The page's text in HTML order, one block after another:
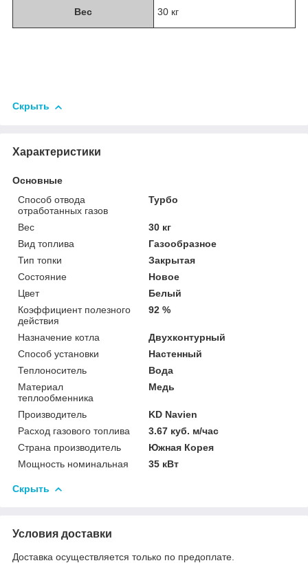
Вес 30 кг
Скрыть
Характеристики
Основные
Способ отвода
отработанных газов
Турбо
Вес
30 кг
Вид топлива
Газообразное
Тип топки
Закрытая
Состояние
Новое
Цвет
Белый
Коэффициент полезного
действия
92 %
Назначение котла
Двухконтурный
Способ установки
Настенный
Теплоноситель
Вода
Материал
теплообменника
Медь
Производитель
KD Navien
Расход газового топлива
3.67 куб. м/час
Страна производитель
Южная Корея
Мощность номинальная
35 кВт
Скрыть
Условия доставки
Доставка осуществляется только по предоплате.